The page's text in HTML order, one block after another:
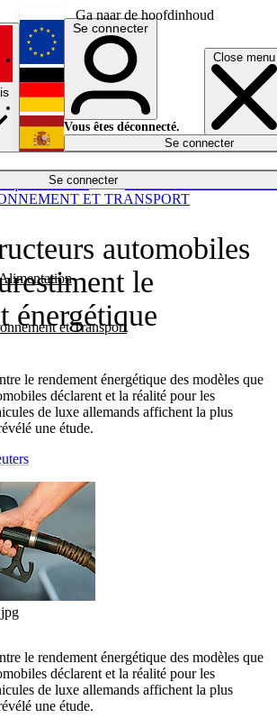
Ga naar de hoofdinhoud
Close menu
Se connecter
et Transport
Économie
English
Deutsch
Español
Se connecter
Vous êtes déconnecté.
Se connecter
automobiles
le
énergétique
le rendement énergétique des modèles que
déclarent et la réalité pour les
de luxe allemands affichent la plus
une étude.
ET TRANSPORT
le rendement énergétique des modèles que
déclarent et la réalité pour les
de luxe allemands affichent la plus
une étude.